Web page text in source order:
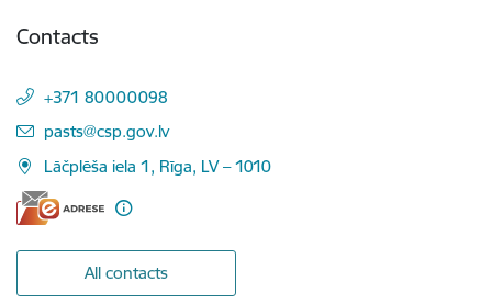
Contacts
+371 80000098
E-mail:
pasts@csp.gov.lv
Lāčplēša iela 1, Rīga, LV – 1010
All contacts